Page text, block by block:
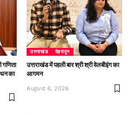
का
उत्तराखंड देहरादून
उत्तराखंड में पहली बार श्री श्री वेलबीइंग का
आगमन
August 6, 2026